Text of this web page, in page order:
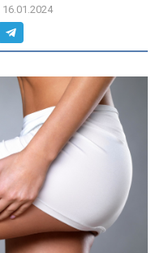
16.01.2024